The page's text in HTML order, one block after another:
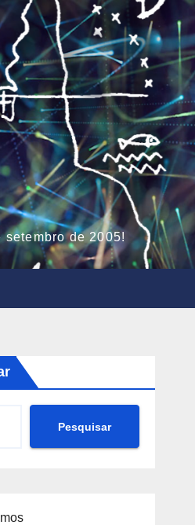
de 2005!
Pesquisar